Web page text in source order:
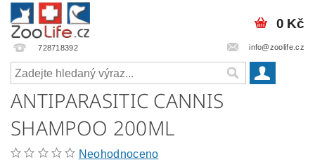
728718392 info@zoolife.cz
0 Kč
ANTIPARASITIC CANNIS
SHAMPOO 200ML
Neohodnoceno